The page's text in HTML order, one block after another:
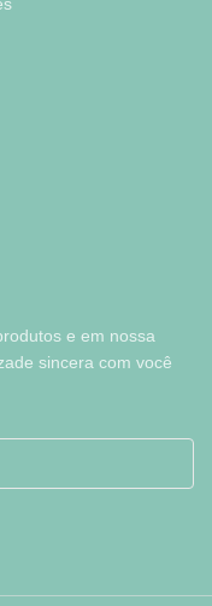
e em nossa
sincera com você